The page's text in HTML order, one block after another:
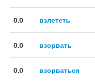
0.0 взлететь
0.0 взорвать
0.0 взорваться